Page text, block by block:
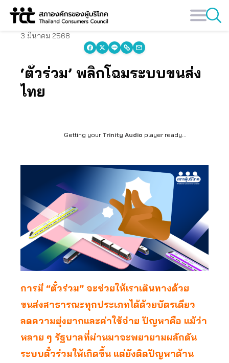
Skip
content
3 มีนาคม 2568
‘ตั๋วร่วม’ พลิกโฉมระบบขนส่ง
ไทย
Getting your Trinity Audio player ready...
การมี “ตั๋วร่วม” จะช่วยให้เราเดินทางด้วย
ขนส่งสาธารณะทุกประเภทได้ด้วยบัตรเดียว
ลดความยุ่งยากและค่าใช้จ่าย ปัญหาคือ แม้ว่า
หลาย ๆ รัฐบาลที่ผ่านมาจะพยายามผลักดัน
ระบบตั๋วร่วมให้เกิดขึ้น แต่ยังติดปัญหาด้าน